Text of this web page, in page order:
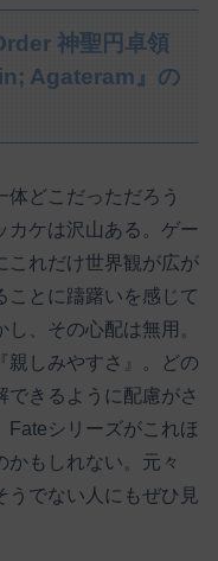
神聖円卓領
Agateram』の
どこだっただろう
カケは沢山ある。ゲー
これだけ世界観が広が
ことに躊躇いを感じて
、その心配は無用。
親しみやすさ』。どの
きるように配慮がさ
Fateシリーズがこれほ
かもしれない。元々
うでない人にもぜひ見